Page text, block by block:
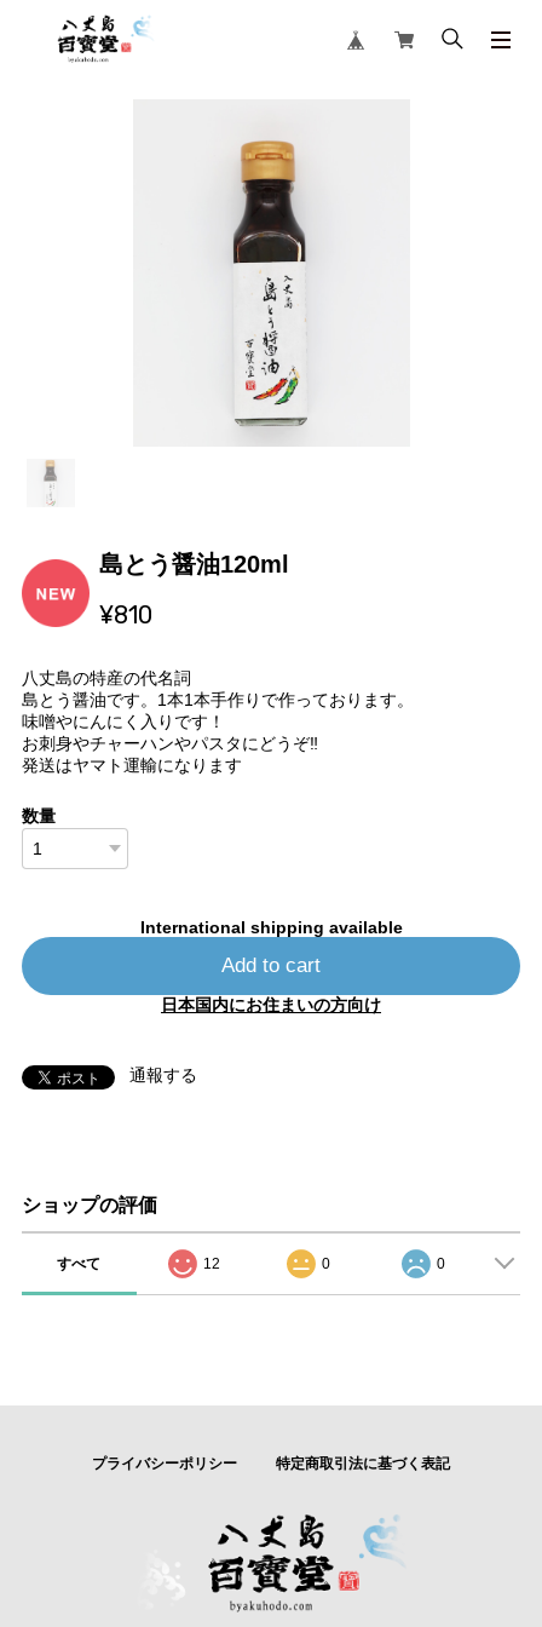
島とう醤油120ml
¥810
八丈島の特産の代名詞
島とう醤油です。1本1本手作りで作っております。
味噌やにんにく入りです！
お刺身やチャーハンやパスタにどうぞ‼️
発送はヤマト運輸になります
数量
International shipping available
Add to cart
日本国内にお住まいの方向け
通報する
ショップの評価
すべて 12 0 0
プライバシーポリシー 特定商取引法に基づく表記